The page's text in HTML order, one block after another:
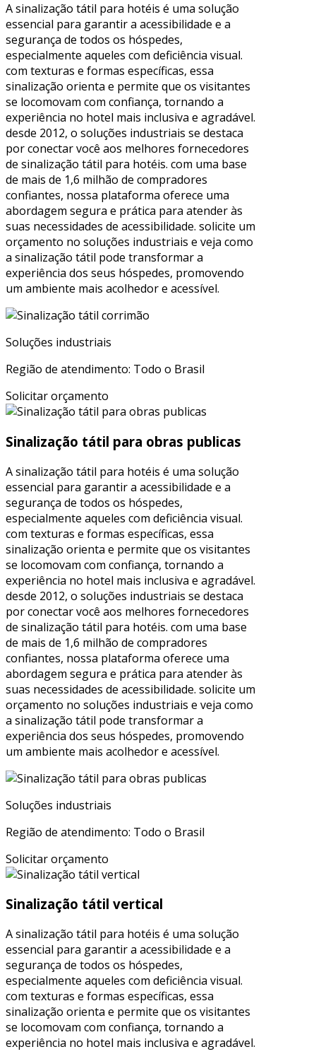
A sinalização tátil para hotéis é uma solução
essencial para garantir a acessibilidade e a
segurança de todos os hóspedes,
especialmente aqueles com deficiência visual.
com texturas e formas específicas, essa
sinalização orienta e permite que os visitantes
se locomovam com confiança, tornando a
experiência no hotel mais inclusiva e agradável.
desde 2012, o soluções industriais se destaca
por conectar você aos melhores fornecedores
de sinalização tátil para hotéis. com uma base
de mais de 1,6 milhão de compradores
confiantes, nossa plataforma oferece uma
abordagem segura e prática para atender às
suas necessidades de acessibilidade. solicite um
orçamento no soluções industriais e veja como
a sinalização tátil pode transformar a
experiência dos seus hóspedes, promovendo
um ambiente mais acolhedor e acessível.
Soluções industriais
Região de atendimento: Todo o Brasil
Solicitar orçamento
Sinalização tátil para obras publicas
A sinalização tátil para hotéis é uma solução
essencial para garantir a acessibilidade e a
segurança de todos os hóspedes,
especialmente aqueles com deficiência visual.
com texturas e formas específicas, essa
sinalização orienta e permite que os visitantes
se locomovam com confiança, tornando a
experiência no hotel mais inclusiva e agradável.
desde 2012, o soluções industriais se destaca
por conectar você aos melhores fornecedores
de sinalização tátil para hotéis. com uma base
de mais de 1,6 milhão de compradores
confiantes, nossa plataforma oferece uma
abordagem segura e prática para atender às
suas necessidades de acessibilidade. solicite um
orçamento no soluções industriais e veja como
a sinalização tátil pode transformar a
experiência dos seus hóspedes, promovendo
um ambiente mais acolhedor e acessível.
Soluções industriais
Região de atendimento: Todo o Brasil
Solicitar orçamento
Sinalização tátil vertical
A sinalização tátil para hotéis é uma solução
essencial para garantir a acessibilidade e a
segurança de todos os hóspedes,
especialmente aqueles com deficiência visual.
com texturas e formas específicas, essa
sinalização orienta e permite que os visitantes
se locomovam com confiança, tornando a
experiência no hotel mais inclusiva e agradável.